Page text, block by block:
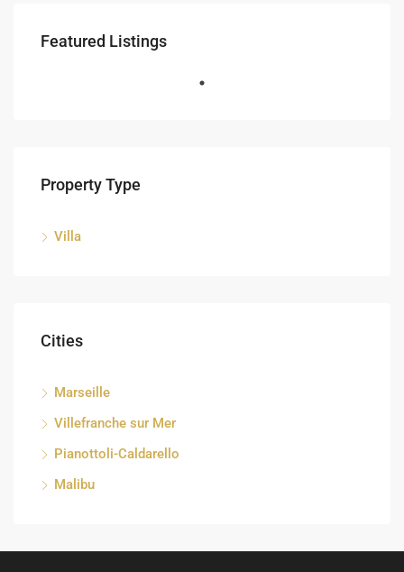
Featured Listings
Property Type
Villa
Cities
Marseille
Villefranche sur Mer
Pianottoli-Caldarello
Malibu